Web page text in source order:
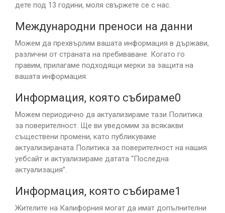
дете под 13 години, моля свържете се с нас.
Международни преноси на данни
Можем да прехвърлим вашата информация в държави,
различни от страната на пребиваване. Когато го
правим, прилагаме подходящи мерки за защита на
вашата информация.
Информация, която събираме0
Можем периодично да актуализираме тази Политика
за поверителност. Ще ви уведомим за всякакви
съществени промени, като публикуваме
актуализираната Политика за поверителност на нашия
уебсайт и актуализираме датата “Последна
актуализация”.
Информация, която събираме1
Жителите на Калифорния могат да имат допълнителни